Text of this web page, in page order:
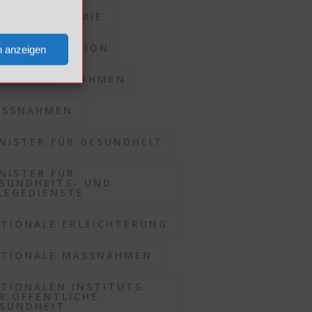
anzeigen
MASSNAHMEN
FÜR GESUNDHEIT
FÜR
UND
ERLEICHTERUNG
MASSNAHMEN
INSTITUTS
ÖFFENTLICHE